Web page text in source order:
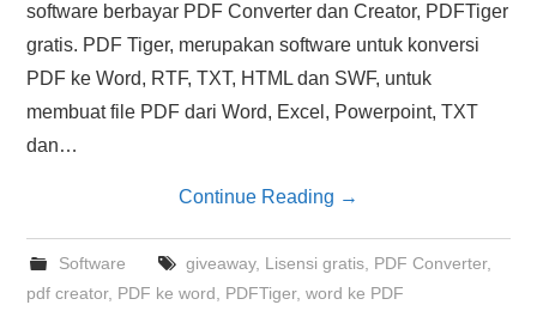
software berbayar PDF Converter dan Creator, PDFTiger
gratis. PDF Tiger, merupakan software untuk konversi
PDF ke Word, RTF, TXT, HTML dan SWF, untuk
membuat file PDF dari Word, Excel, Powerpoint, TXT
dan…
Continue Reading →
Software giveaway, Lisensi gratis, PDF Converter,
pdf creator, PDF ke word PDFTiger,word ke PDF